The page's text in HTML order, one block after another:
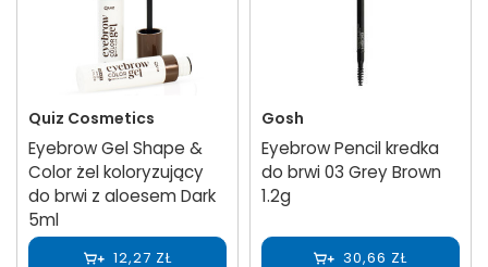
Quiz Cosmetics
Eyebrow Gel Shape &
Color żel koloryzujący
do brwi z aloesem Dark
5ml
12,27 ZŁ
Gosh
Eyebrow Pencil kredka
do brwi 03 Grey Brown
1.2g
30,66 ZŁ